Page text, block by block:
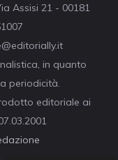
Assisi 21 - 00181
in quanto
periodicità.
editoriale ai